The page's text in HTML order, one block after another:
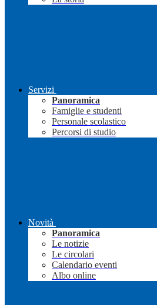
Servizi
Panoramica
Famiglie e studenti
Personale scolastico
Percorsi di studio
Novità
Panoramica
Le notizie
Le circolari
Calendario eventi
Albo online